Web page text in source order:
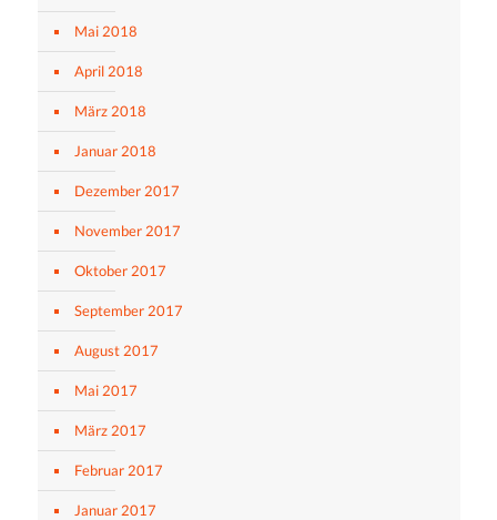
Mai 2018
April 2018
März 2018
Januar 2018
Dezember 2017
November 2017
Oktober 2017
September 2017
August 2017
Mai 2017
März 2017
Februar 2017
Januar 2017